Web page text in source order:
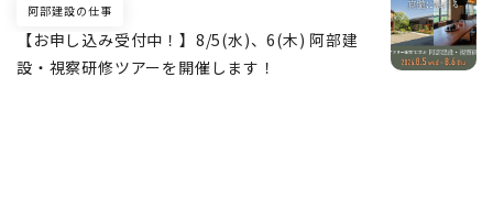
【お申し込み受付中！】8/5(水)、6(木) 阿部建
設・視察研修ツアーを開催します！
阿部建設の仕事